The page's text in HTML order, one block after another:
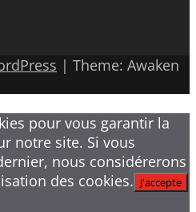
| Theme: Awaken
pour vous garantir la
notre site. Si vous
nous considérerons
des cookies. J'accepte